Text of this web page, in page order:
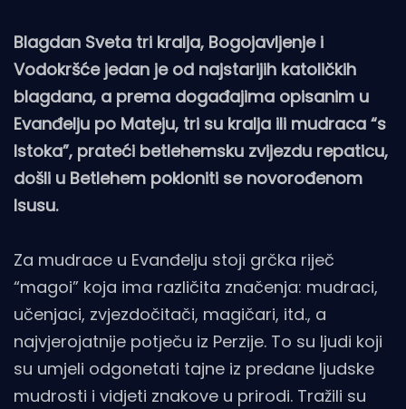
Blagdan Sveta tri kralja, Bogojavljenje i
Vodokršće jedan je od najstarijih katoličkih
blagdana, a prema događajima opisanim u
Evanđelju po Mateju, tri su kralja ili mudraca “s
Istoka”, prateći betlehemsku zvijezdu repaticu,
došli u Betlehem pokloniti se novorođenom
Isusu.
Za mudrace u Evanđelju stoji grčka riječ
“magoi” koja ima različita značenja: mudraci,
učenjaci, zvjezdočitači, magičari, itd., a
najvjerojatnije potječu iz Perzije. To su ljudi koji
su umjeli odgonetati tajne iz predane ljudske
mudrosti i vidjeti znakove u prirodi. Tražili su